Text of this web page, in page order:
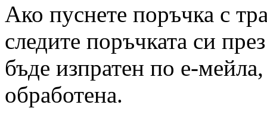
Ако пуснете поръчка с
следите поръчката си
бъде изпратен по е-
обработена.